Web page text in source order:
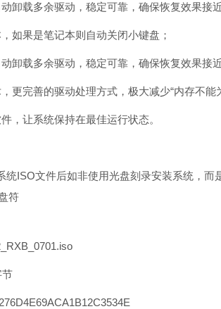
卸载多余驱动，稳定可靠，确保恢复效果接
如果是笔记本则自动关闭小键盘；
卸载多余驱动，稳定可靠，确保恢复效果接
更完善的驱动处理方式，极大减少“内存不能
，让系统保持在最佳运行状态。
统ISO文件后如非使用光盘刻录安装系统，
符
节